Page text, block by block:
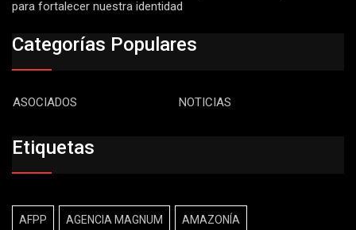
para fortalecer nuestra identidad
Categorías Populares
ASOCIADOS NOTICIAS
Etiquetas
AFPP AGENCIA MAGNUM AMAZONÍA